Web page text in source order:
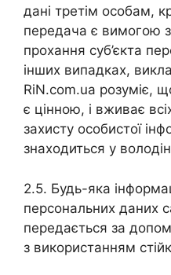
дані третім особам,
передача є вимогою
прохання суб’єкта
інших випадках,
RiN.com.ua розуміє,
є цінною, і вживає
захисту особистої
знаходиться у
2.5. Будь-яка
персональних даних
передається за
з використанням